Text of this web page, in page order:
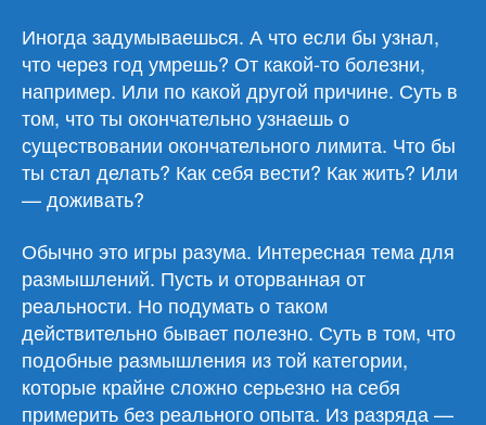
Иногда задумываешься. А что если бы узнал,
что через год умрешь? От какой-то болезни,
например. Или по какой другой причине. Суть в
том, что ты окончательно узнаешь о
существовании окончательного лимита. Что бы
ты стал делать? Как себя вести? Как жить? Или
— доживать?
Обычно это игры разума. Интересная тема для
размышлений. Пусть и оторванная от
реальности. Но подумать о таком
действительно бывает полезно. Суть в том, что
подобные размышления из той категории,
которые крайне сложно серьезно на себя
примерить без реального опыта. Из разряда —